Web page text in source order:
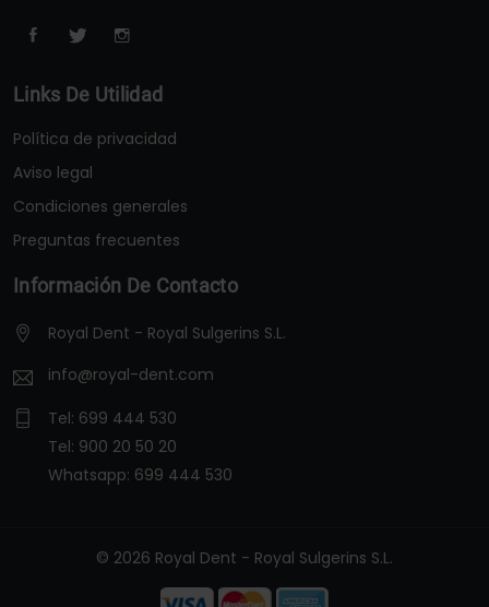
Links De Utilidad
Política de privacidad
Aviso legal
Condiciones generales
Preguntas frecuentes
Información De Contacto
Royal Dent - Royal Sulgerins S.L.
info@royal-dent.com
Tel: 699 444 530
Tel: 900 20 50 20
Whatsapp: 699 444 530
© 2026 Royal Dent - Royal Sulgerins S.L.